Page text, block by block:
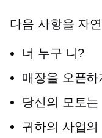
다음 사항을 자
너 누구 니?
매장을 오픈
당신의 모토
귀하의 사업